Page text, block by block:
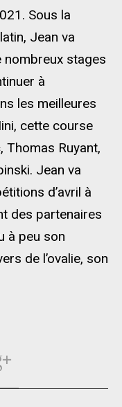
Sous la
Jean va
nombreux stages
à
les meilleures
cette course
Thomas Ruyant,
Jean va
d’avril à
des partenaires
à peu son
de l’ovalie, son